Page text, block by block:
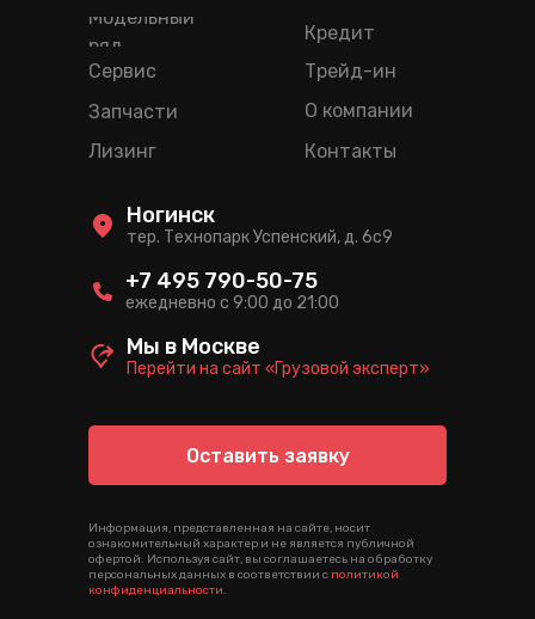
Лизинг
Кредит
Трейд-ин
Модельный
ряд
Сервис
Запчасти
О компании
Контакты
Оставить заявку
Информация, представленная на сайте, носит
ознакомительный характер и не является публичной
офертой. Используя сайт, вы соглашаетесь на обработку
персональных данных в соответствии с политикой
конфиденциальности.
тер. Технопарк Успенский, д. 6c9
Ногинск
ежедневно с 9:00 до 21:00
+7 495 790-50-75
Перейти на сайт «Грузовой эксперт»
Мы в Москве